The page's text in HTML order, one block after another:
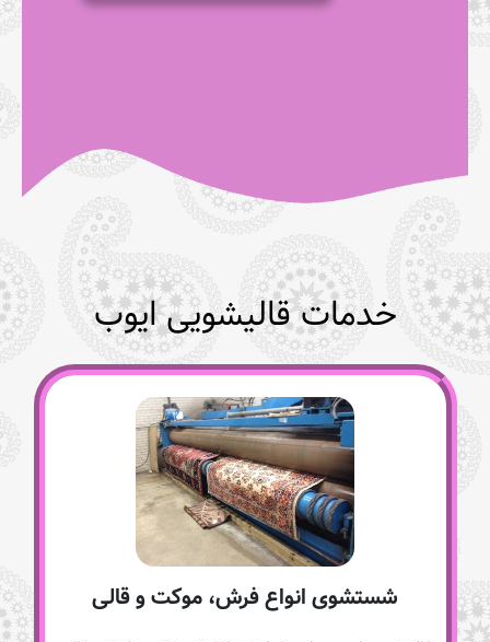
خدمات قالیشویی ایوب
شستشوی انواع فرش، موکت و قالی